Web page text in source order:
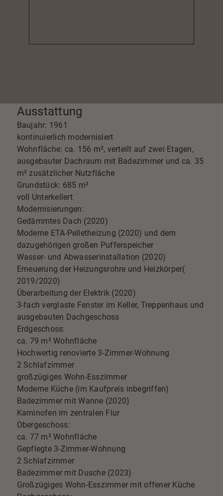
Ausstattung
Baujahr: 1961
kontinuierlich modernisiert
Wohnfläche: ca. 156 m², verteilt auf zwei Etagen,
ausgebauter Dachraum mit Badezimmer und ca. 35
m² zusätzlicher Nutzfläche
Grundstück: 685 m²
voll Unterkellert
Modernisierungen:
Gedämmtes Dach (2020)
Moderne ETA-Pelletheizung (2020) und dem
dazugehörigen großen Pufferspeicher
Wasser- und Abwasserinstallation (2020)
Erneuerung der Heizungsrohre und Heizkörper(
2019/2020)
Überarbeitung der Elektrik (2020)
3-fach verglaste Fenster im Keller, Treppenhaus und
ausgebauten Dachgeschoss
Erdgeschoss:
ca. 79 m² Wohnfläche
Hochwertig renovierte 3-Zimmer-Wohnung
2 Schlafzimmer
großzügiges Wohn-Esszimmer
Moderne Küche (im Kaufpreis inbegriffen)
Badezimmer mit Wanne (2020)
Kaminofen im zentralen Flur
Obergeschoss:
ca. 77 m² Wohnfläche
Gepflegte 3-Zimmer-Wohnung
2 Schlafzimmer
Badezimmer mit Dusche (2023)
Großzügiges Wohn-Esszimmer mit offener Küche